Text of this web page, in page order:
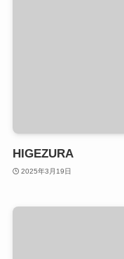
HIGEZURA
2025年3月19日